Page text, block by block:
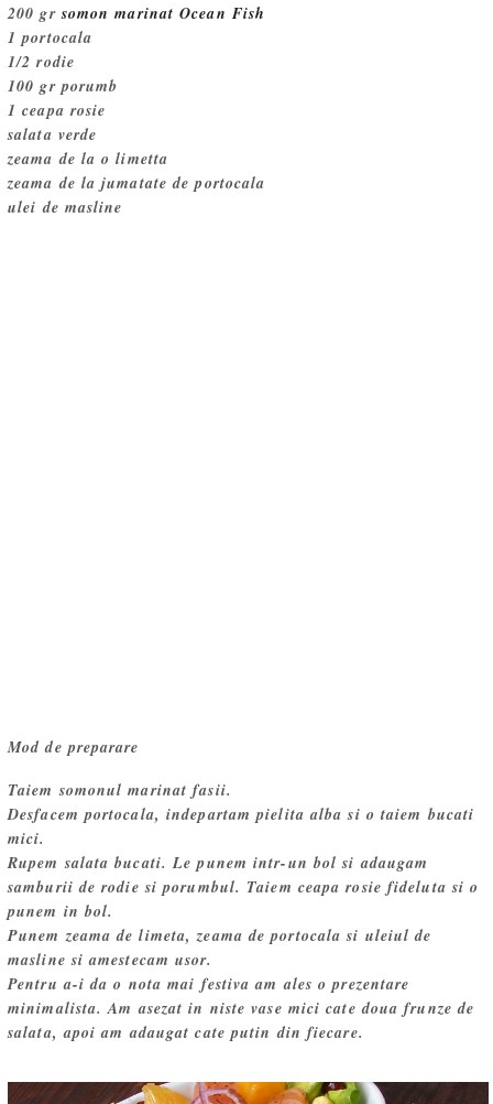
200 grsomon marinat Ocean Fish
1 portocala
1/2 rodie
100 gr porumb
1 ceapa rosie
salata verde
zeama de la o limetta
zeama de la jumatate de portocala
ulei de masline
Mod de preparare
Taiem somonul marinat fasii.
Desfacem portocala, indepartam pielita alba si o taiem bucati
mici.
Rupem salata bucati. Le punem intr-un bol si adaugam
samburii de rodie si porumbul. Taiem ceapa rosie fideluta si o
punem in bol.
Punem zeama de limeta, zeama de portocala si uleiul de
masline si amestecam usor.
Pentru a-i da o nota mai festiva am ales o prezentare
minimalista. Am asezat in niste vase mici cate doua frunze de
salata, apoi am adaugat cate putin din fiecare.